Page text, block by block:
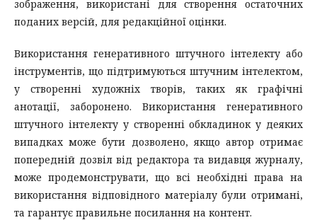
зображення, використані для створення остаточних
поданих версій, для редакційної оцінки.
Використання генеративного штучного інтелекту або
інструментів, що підтримуються штучним інтелектом,
у створенні художніх творів, таких як графічні
анотації, заборонено. Використання генеративного
штучного інтелекту у створенні обкладинок у деяких
випадках може бути дозволено, якщо автор отримає
попередній дозвіл від редактора та видавця журналу,
може продемонструвати, що всі необхідні права на
використання відповідного матеріалу були отримані,
та гарантує правильне посилання на контент.